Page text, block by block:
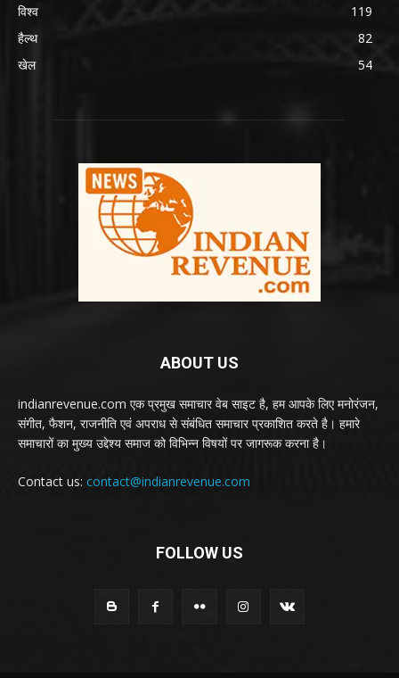
विश्व
119
हैल्थ
82
खेल
54
ABOUT US
indianrevenue.com एक प्रमुख समाचार वेब साइट है, हम आपके लिए मनोरंजन,
संगीत, फैशन, राजनीति एवं अपराध से संबंधित समाचार प्रकाशित करते है। हमारे
समाचारों का मुख्य उद्देश्य समाज को विभिन्न विषयों पर जागरूक करना है।
Contact us: contact@indianrevenue.com
FOLLOW US